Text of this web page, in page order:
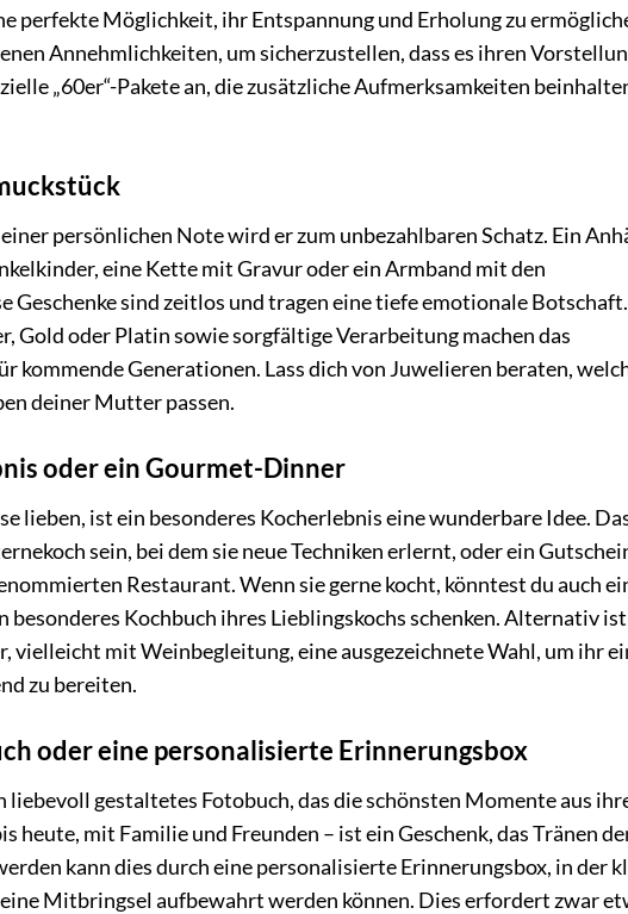
perfekte Möglichkeit, ihr Entspannung und Erholung zu
Annehmlichkeiten, um sicherzustellen, dass es ihren
„60er“-Pakete an, die zusätzliche Aufmerksamkeiten
persönlichen Note wird er zum unbezahlbaren Schatz. Ein
eine Kette mit Gravur oder ein Armband mit den
Geschenke sind zeitlos und tragen eine tiefe emotionale Botschaft.
Gold oder Platin sowie sorgfältige Verarbeitung machen das
kommende Generationen. Lass dich von Juwelieren beraten,
deiner Mutter passen.
oder ein Gourmet-Dinner
lieben, ist ein besonderes Kocherlebnis eine wunderbare Idee.
sein, bei dem sie neue Techniken erlernt, oder ein
Restaurant. Wenn sie gerne kocht, könntest du auch
besonderes Kochbuch ihres Lieblingskochs schenken. Alternativ
vielleicht mit Weinbegleitung, eine ausgezeichnete Wahl, um ihr
zu bereiten.
oder eine personalisierte Erinnerungsbox
liebevoll gestaltetes Fotobuch, das die schönsten Momente aus
heute, mit Familie und Freunden – ist ein Geschenk, das Tränen
kann dies durch eine personalisierte Erinnerungsbox, in der
Mitbringsel aufbewahrt werden können. Dies erfordert zwar